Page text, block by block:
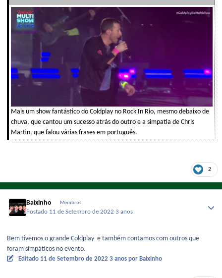
Mais um show fantástico do Coldplay no Rock In Rio, mesmo debaixo de
chuva, que cantou um sucesso atrás do outro e a simpatia de Chris
Martin, que falou várias frases em português.
2
Baixinho Membros
Postado 11 de Setembro de 2022 3 anos
Bem tivemos o grande Coldplay e também contamos com outros que
foram simpáticos no evento.
Editado 11 de Setembro de 2022 3 anos por Baixinho